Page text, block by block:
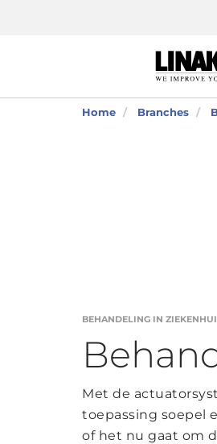
Home Branches
BEHANDELING IN
Met de
toepassing soepel
of het nu gaat om